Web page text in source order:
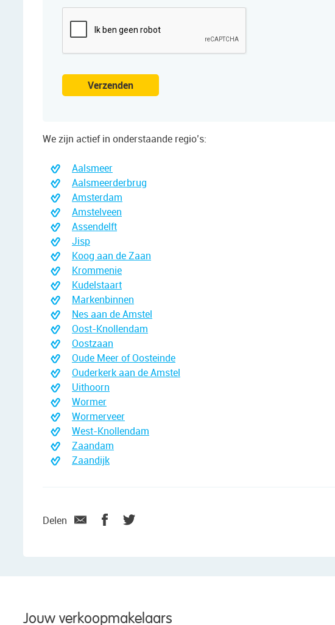
CAPTCHA
Verzenden
We zijn actief in onderstaande regio’s:
Aalsmeer
Aalsmeerderbrug
Amsterdam
Amstelveen
Assendelft
Jisp
Koog aan de Zaan
Krommenie
Kudelstaart
Markenbinnen
Nes aan de Amstel
Oost-Knollendam
Oostzaan
Oude Meer of Oosteinde
Ouderkerk aan de Amstel
Uithoorn
Wormer
Wormerveer
West-Knollendam
Zaandam
Zaandijk
Delen
Jouw verkoopmakelaars